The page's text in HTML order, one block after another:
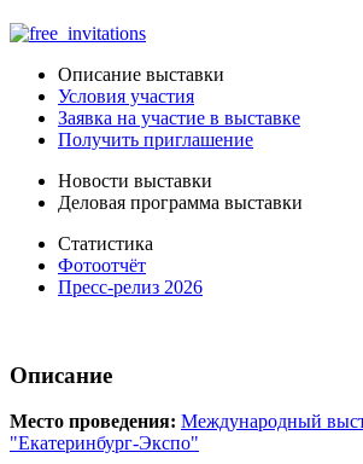
Описание выставки
Условия участия
Заявка на участие в выставке
Получить приглашение
Новости выставки
Деловая программа выставки
Статистика
Фотоотчёт
Пресс-релиз 2026
Описание
Место проведения: Международный
"Екатеринбург-Экспо"